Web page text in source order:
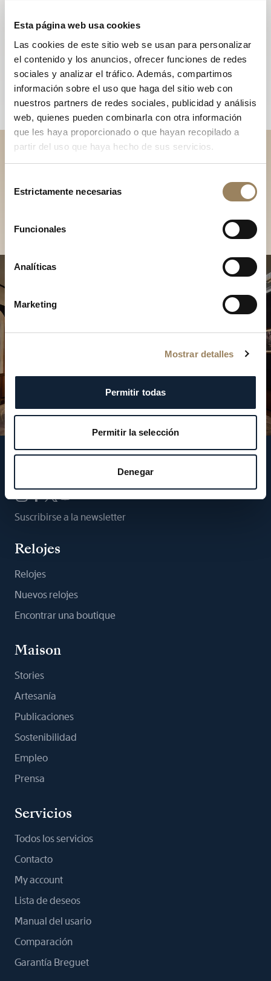
Esta página web usa cookies
Las cookies de este sitio web se usan para personalizar
el contenido y los anuncios, ofrecer funciones de redes
sociales y analizar el tráfico. Además, compartimos
información sobre el uso que haga del sitio web con
nuestros partners de redes sociales, publicidad y análisis
web, quienes pueden combinarla con otra información
que les haya proporcionado o que hayan recopilado a
partir del uso que haya hecho de sus servicios.
Estrictamente necesarias
Funcionales
Analíticas
Marketing
Mostrar detalles
Permitir todas
Permitir la selección
Denegar
Descubra nuestras
colecciones en boutique
Suscribirse a la newsletter
Relojes
Relojes
Nuevos relojes
Encontrar una boutique
Maison
Stories
Artesanía
Publicaciones
Sostenibilidad
Empleo
Prensa
Servicios
Todos los servicios
Contacto
My account
Lista de deseos
Manual del usario
Comparación
Garantía Breguet